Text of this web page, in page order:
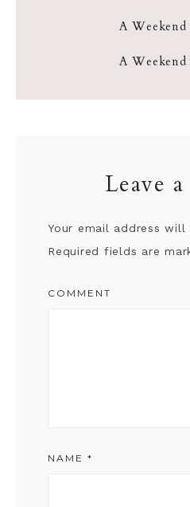
A
A
Leave
Your email address
Required fields are
COMMENT
NAME *